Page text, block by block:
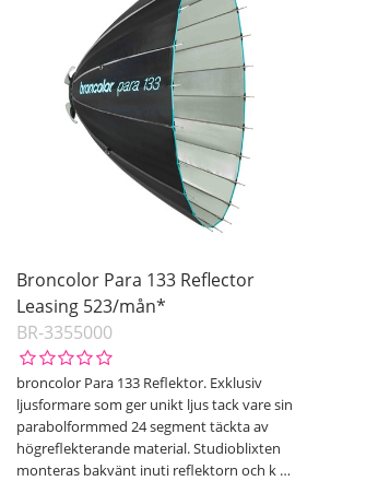
Broncolor Para 133 Reflector
Leasing 523/mån*
BR-3355000
broncolor Para 133 Reflektor. Exklusiv
ljusformare som ger unikt ljus tack vare sin
parabolformmed 24 segment täckta av
högreflekterande material. Studioblixten
monteras bakvänt inuti reflektorn och k …